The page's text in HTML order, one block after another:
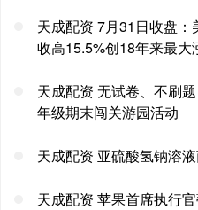
天成配资 7月31日收盘
收高15.5%创18年来最大
天成配资 无试卷、不刷
年级期末闯关游园活动
天成配资 亚硫酸氢钠溶
天成配资 苹果首席执行